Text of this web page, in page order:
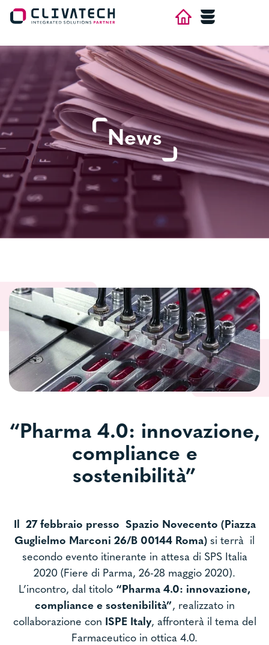
HOME
AZIENDA
AREE
CONTATTI
LAVORA CON NOI
News
“Pharma 4.0: innovazione,
compliance e
sostenibilità”
Il 27 febbraio presso Spazio Novecento (Piazza
Guglielmo Marconi 26/B 00144 Roma) si terrà il
secondo evento itinerante in attesa di SPS Italia
2020 (Fiere di Parma, 26-28 maggio 2020).
L’incontro, dal titolo “Pharma 4.0: innovazione,
compliance e sostenibilità”, realizzato in
collaborazione con ISPE Italy, affronterà il tema del
Farmaceutico in ottica 4.0.